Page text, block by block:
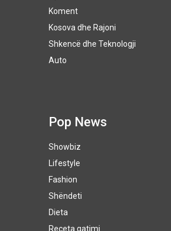
Koment
Kosova dhe Rajoni
Shkencë dhe Teknologji
Auto
Pop News
Showbiz
Lifestyle
Fashion
Shëndeti
Dieta
Receta gatimi